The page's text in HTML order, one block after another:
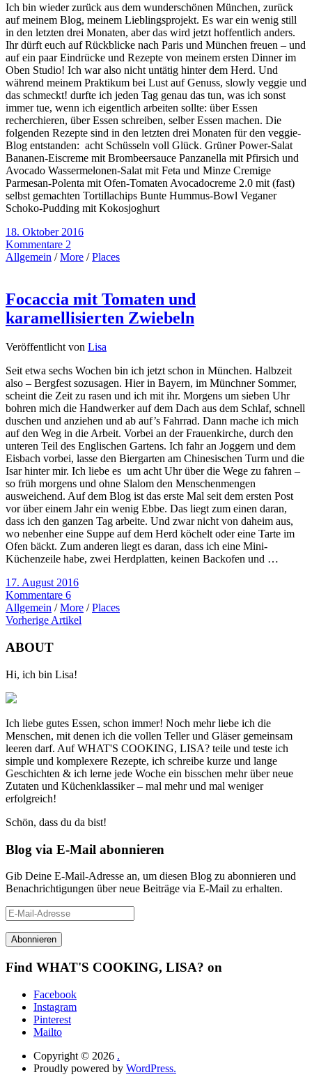
Ich bin wieder zurück aus dem wunderschönen München, zurück
auf meinem Blog, meinem Lieblingsprojekt. Es war ein wenig still
in den letzten drei Monaten, aber das wird jetzt hoffentlich anders.
Ihr dürft euch auf Rückblicke nach Paris und München freuen – und
auf ein paar Eindrücke und Rezepte von meinem ersten Dinner im
Oben Studio! Ich war also nicht untätig hinter dem Herd. Und
während meinem Praktikum bei Lust auf Genuss, slowly veggie und
das schmeckt! durfte ich jeden Tag genau das tun, was ich sonst
immer tue, wenn ich eigentlich arbeiten sollte: über Essen
recherchieren, über Essen schreiben, selber Essen machen. Die
folgenden Rezepte sind in den letzten drei Monaten für den veggie-
Blog entstanden: acht Schüsseln voll Glück. Grüner Power-Salat
Bananen-Eiscreme mit Brombeersauce Panzanella mit Pfirsich und
Avocado Wassermelonen-Salat mit Feta und Minze Cremige
Parmesan-Polenta mit Ofen-Tomaten Avocadocreme 2.0 mit (fast)
selbst gemachten Tortillachips Bunte Hummus-Bowl Veganer
Schoko-Pudding mit Kokosjoghurt
18. Oktober 2016
Kommentare 2
Allgemein /More /Places
Focaccia mit Tomaten und
karamellisierten Zwiebeln
Veröffentlicht von Lisa
Seit etwa sechs Wochen bin ich jetzt schon in München. Halbzeit
also – Bergfest sozusagen. Hier in Bayern, im Münchner Sommer,
scheint die Zeit zu rasen und ich mit ihr. Morgens um sieben Uhr
bohren mich die Handwerker auf dem Dach aus dem Schlaf, schnell
duschen und anziehen und ab auf’s Fahrrad. Dann mache ich mich
auf den Weg in die Arbeit. Vorbei an der Frauenkirche, durch den
unteren Teil des Englischen Gartens. Ich fahr an Joggern und dem
Eisbach vorbei, lasse den Biergarten am Chinesischen Turm und die
Isar hinter mir. Ich liebe es um acht Uhr über die Wege zu fahren –
so früh morgens und ohne Slalom den Menschenmengen
ausweichend. Auf dem Blog ist das erste Mal seit dem ersten Post
vor über einem Jahr ein wenig Ebbe. Das liegt zum einen daran,
dass ich den ganzen Tag arbeite. Und zwar nicht von daheim aus,
wo nebenher eine Suppe auf dem Herd köchelt oder eine Tarte im
Ofen bäckt. Zum anderen liegt es daran, dass ich eine Mini-
Küchenzeile habe, zwei Herdplatten, keinen Backofen und …
17. August 2016
Kommentare 6
Allgemein /More /Places
Vorherige Artikel
ABOUT
Hi, ich bin Lisa!
Ich liebe gutes Essen, schon immer! Noch mehr liebe ich die
Menschen, mit denen ich die vollen Teller und Gläser gemeinsam
leeren darf. Auf WHAT'S COOKING, LISA? teile und teste ich
simple und komplexere Rezepte, ich schreibe kurze und lange
Geschichten & ich lerne jede Woche ein bisschen mehr über neue
Zutaten und Küchenklassiker – mal mehr und mal weniger
erfolgreich!
Schön, dass du da bist!
Blog via E-Mail abonnieren
Gib Deine E-Mail-Adresse an, um diesen Blog zu abonnieren und
Benachrichtigungen über neue Beiträge via E-Mail zu erhalten.
E-
Mail-
Adresse
Find WHAT'S COOKING, LISA? on
Facebook
Instagram
Pinterest
Mailto
Copyright © 2026 .
Proudly powered by WordPress.